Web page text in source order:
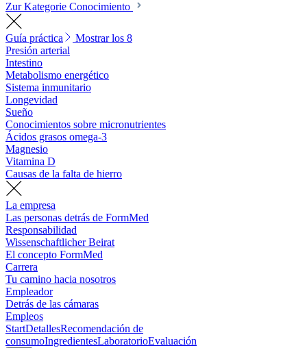
Zur Kategorie Conocimiento
Guía práctica
Mostrar los 8
Presión arterial
Intestino
Metabolismo energético
Sistema inmunitario
Longevidad
Sueño
Conocimientos sobre micronutrientes
Ácidos grasos omega-3
Magnesio
Vitamina D
Causas de la falta de hierro
La empresa
Las personas detrás de FormMed
Responsabilidad
Wissenschaftlicher Beirat
El concepto FormMed
Carrera
Tu camino hacia nosotros
Empleador
Detrás de las cámaras
Empleos
StartDetallesRecomendación de
consumoIngredientesLaboratorioEvaluación